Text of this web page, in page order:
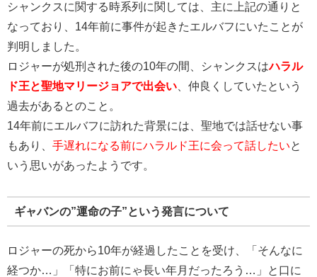
シャンクスに関する時系列に関しては、主に上記の通りと
なっており、14年前に事件が起きたエルバフにいたことが
判明しました。
ロジャーが処刑された後の10年の間、シャンクスはハラル
ド王と聖地マリージョアで出会い、仲良くしていたという
過去があるとのこと。
14年前にエルバフに訪れた背景には、聖地では話せない事
もあり、 手遅れになる前にハラルド王に会って話したいと
いう思いがあったようです。
ギャバンの”運命の子”という発言について
ロジャーの死から10年が経過したことを受け、「そんなに
経つか…」「特にお前にゃ長い年月だったろう…」と口に